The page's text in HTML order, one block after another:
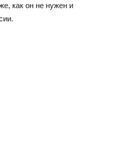
как он не нужен и